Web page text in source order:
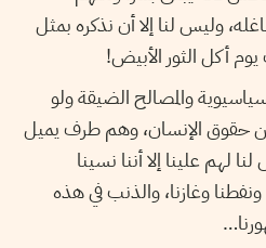
وليس لنا إلا أن نذكره بمثل
أكل الثور الأبيض!
والمصالح الضيقة ولو
حقوق الإنسان، وهم طرف يميل
علينا إلا أننا نسينا
ونفطنا وغازنا، والذنب في هذه